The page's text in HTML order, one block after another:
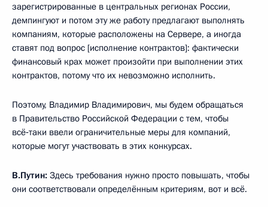
зарегистрированные в центральных регионах России,
демпингуют и потом эту же работу предлагают выполнять
компаниям, которые расположены на Сервере, а иногда
ставят под вопрос [исполнение контрактов]: фактически
финансовый крах может произойти при выполнении этих
контрактов, потому что их невозможно исполнить.
Поэтому, Владимир Владимирович, мы будем обращаться
в Правительство Российской Федерации с тем, чтобы
всё‑таки ввели ограничительные меры для компаний,
которые могут участвовать в этих конкурсах.
В.Путин: Здесь требования нужно просто повышать, чтобы
они соответствовали определённым критериям, вот и всё.